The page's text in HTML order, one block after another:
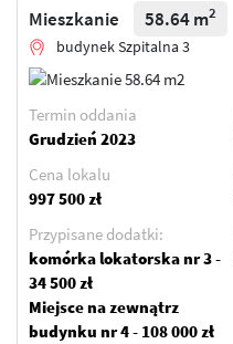
Mieszkanie 58.64 m2
budynek Szpitalna 3
Termin oddania
Grudzień 2023
Cena lokalu
997 500 zł
Przypisane dodatki:
komórka lokatorska nr 3 -
34 500 zł
Miejsce na zewnątrz
budynku nr 4 - 108 000 zł